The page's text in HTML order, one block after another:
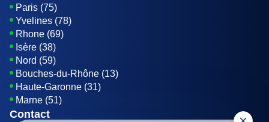
Paris (75)
Yvelines (78)
Rhone (69)
Isère (38)
Nord (59)
Bouches-du-Rhône (13)
Haute-Garonne (31)
Marne (51)
Contact